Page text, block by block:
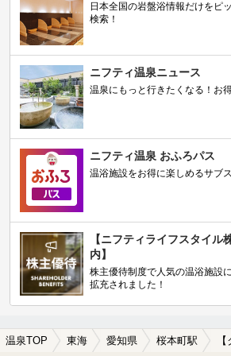
日本全国の岩盤浴情報だけをピ
検索！
ニフティ温泉ニュース
温泉にもっと行きたくなる！お
ニフティ温泉 おふろパス
温浴施設をお得に楽しめるサブ
【ニフティライフスタイル
内】
株主優待制度で人気の温浴施設
拡充されました！
温泉TOP 東海 愛知県 桜本町駅